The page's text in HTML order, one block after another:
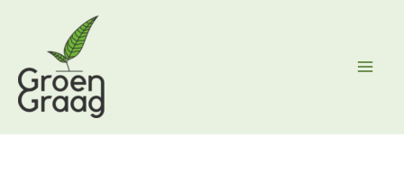
inhoud